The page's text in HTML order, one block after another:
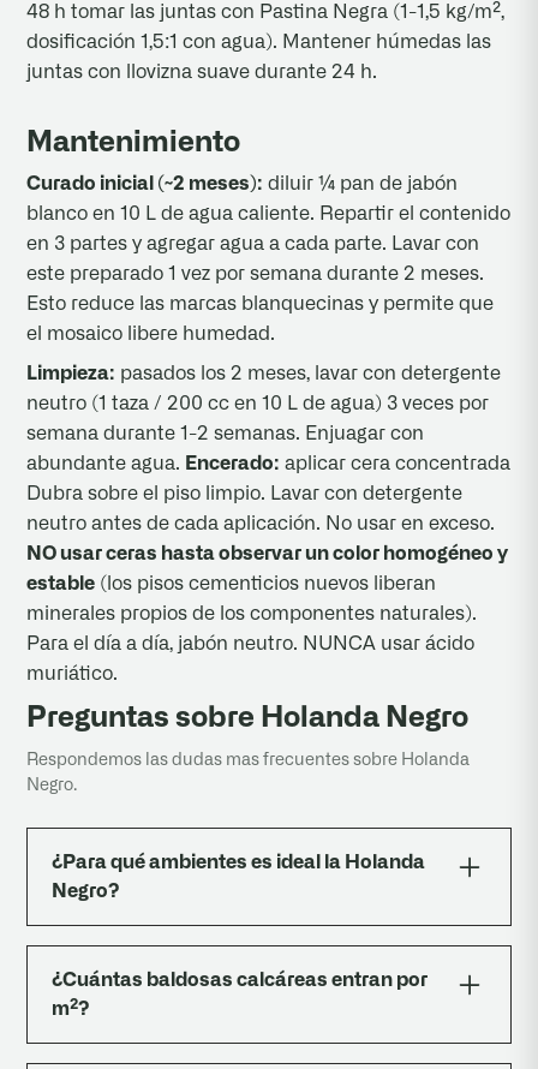
48 h tomar las juntas con Pastina Negra (1-1,5 kg/m²,
dosificación 1,5:1 con agua). Mantener húmedas las
juntas con llovizna suave durante 24 h.
Mantenimiento
Curado inicial (~2 meses): diluir ¼ pan de jabón
blanco en 10 L de agua caliente. Repartir el contenido
en 3 partes y agregar agua a cada parte. Lavar con
este preparado 1 vez por semana durante 2 meses.
Esto reduce las marcas blanquecinas y permite que
el mosaico libere humedad.
Limpieza: pasados los 2 meses, lavar con detergente
neutro (1 taza / 200 cc en 10 L de agua) 3 veces por
semana durante 1-2 semanas. Enjuagar con
abundante agua. Encerado: aplicar cera concentrada
Dubra sobre el piso limpio. Lavar con detergente
neutro antes de cada aplicación. No usar en exceso.
NO usar ceras hasta observar un color homogéneo y
estable (los pisos cementicios nuevos liberan
minerales propios de los componentes naturales).
Para el día a día, jabón neutro. NUNCA usar ácido
muriático.
Preguntas sobre Holanda Negro
Respondemos las dudas mas frecuentes sobre Holanda
Negro.
¿Para qué ambientes es ideal la Holanda
Negro?
patrimonial, mediterránea o ecléctica. Living,
comedor, dormitorios, cocinas, baños, lavaderos,
¿Cuántas baldosas calcáreas entran por
m²?